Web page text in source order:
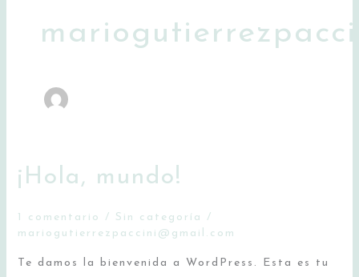
¡Hola, mundo!
1 comentario / Sin categoría
/
mariogutierrezpaccini@gmail.com
Te damos la bienvenida a WordPress. Esta es tu